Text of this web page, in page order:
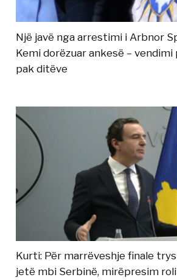
Një javë nga arrestimi i Arbnor
Kemi dorëzuar ankesë –
pak ditëve
Kurti: Për marrëveshje finale
jetë mbi Serbinë, mirëpresim